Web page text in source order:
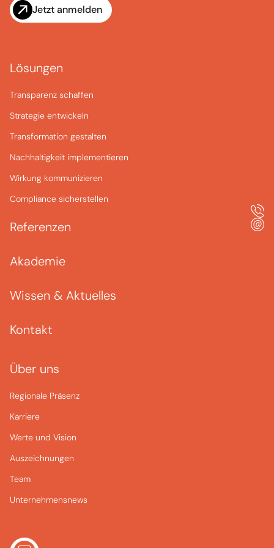
Jetzt anmelden
Lösungen
Transparenz schaffen
Strategie entwickeln
Transformation gestalten
Nachhaltigkeit implementieren
Wirkung kommunizieren
Compliance sicherstellen
Referenzen
Akademie
Wissen & Aktuelles
Kontakt
Über uns
Regionale Präsenz
Karriere
Werte und Vision
Auszeichnungen
Team
Unternehmensnews